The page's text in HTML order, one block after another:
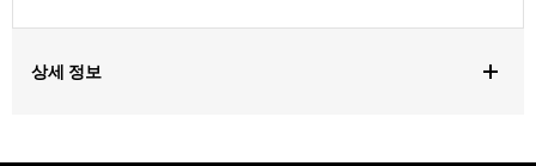
상세 정보
Dimension Description:14" H x 22" L x 0.75" W / 35.56 x 55.88 x